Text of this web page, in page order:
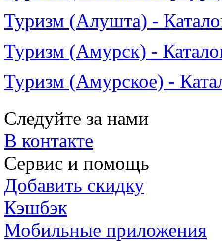
Туризм (Алушта) -
Туризм (Амурск) -
Туризм (Амурское) -
Следуйте за нами
В контакте
Сервис и помощь
Добавить скидку
Кэшбэк
Мобильные приложения